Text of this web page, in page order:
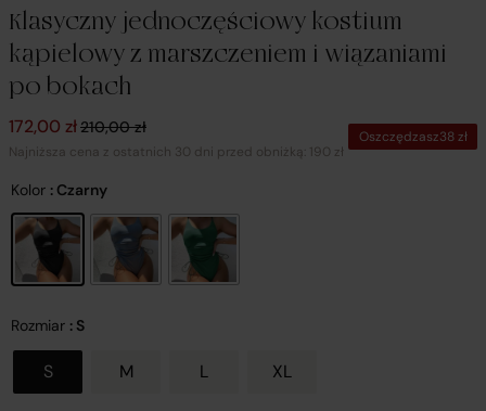
Klasyczny jednoczęściowy kostium
kąpielowy z marszczeniem i wiązaniami
po bokach
210,00zł
Pierwotna cena wynosiła: 210,00 zł.
172,00 zł
Aktualna cena wynosi: 172,00 zł.
Najniższa cena z ostatnich 30 dni przed obniżką: 190 zł
Oszczędzasz38zł
Kolor : Czarny
Rozmiar : S
S M L XL